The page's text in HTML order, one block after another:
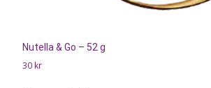
Nutella & Go – 52 g
30 kr